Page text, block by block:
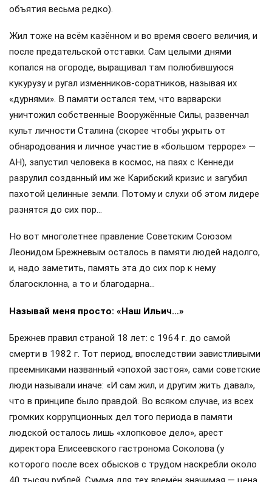
объятия весьма редко).
Жил тоже на всём казённом и во время своего величия, и
после предательской отставки. Сам целыми днями
копался на огороде, выращивал там полюбившуюся
кукурузу и ругал изменников-соратников, называя их
«дурнями». В памяти остался тем, что варварски
уничтожил собственные Вооружённые Силы, развенчал
культ личности Сталина (скорее чтобы укрыть от
обнародования и личное участие в «большом терроре» —
АН), запустил человека в космос, на паях с Кеннеди
разрулил созданный им же Карибский кризис и загубил
пахотой целинные земли. Потому и слухи об этом лидере
разнятся до сих пор…
Но вот многолетнее правление Советским Союзом
Леонидом Брежневым осталось в памяти людей надолго,
и, надо заметить, память эта до сих пор к нему
благосклонна, а то и благодарна…
Называй меня просто: «Наш Ильич…»
Брежнев правил страной 18 лет: с 1964 г. до самой
смерти в 1982 г. Тот период, впоследствии завистливыми
преемниками названный «эпохой застоя», сами советские
люди называли иначе: «И сам жил, и другим жить давал»,
что в принципе было правдой. Во всяком случае, из всех
громких коррупционных дел того периода в памяти
людской осталось лишь «хлопковое дело», арест
директора Елисеевского гастронома Соколова (у
которого после всех обысков с трудом наскребли около